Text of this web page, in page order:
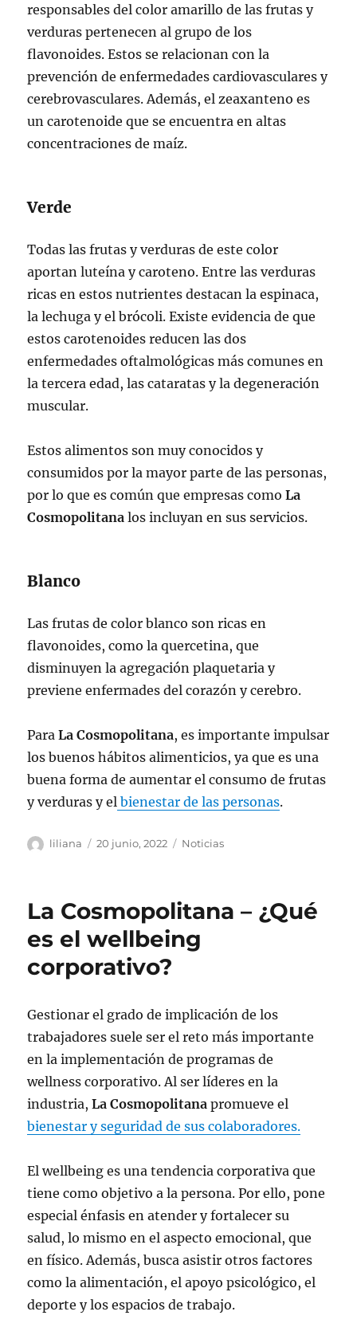
responsables del color amarillo de las frutas y
verduras pertenecen al grupo de los
flavonoides. Estos se relacionan con la
prevención de enfermedades cardiovasculares y
cerebrovasculares. Además, el zeaxanteno es
un carotenoide que se encuentra en altas
concentraciones de maíz.
Verde
Todas las frutas y verduras de este color
aportan luteína y caroteno. Entre las verduras
ricas en estos nutrientes destacan la espinaca,
la lechuga y el brócoli. Existe evidencia de que
estos carotenoides reducen las dos
enfermedades oftalmológicas más comunes en
la tercera edad, las cataratas y la degeneración
muscular.
Estos alimentos son muy conocidos y
consumidos por la mayor parte de las personas,
por lo que es común que empresas comoLa
Cosmopolitana los incluyan en sus servicios.
Blanco
Las frutas de color blanco son ricas en
flavonoides, como la quercetina, que
disminuyen la agregación plaquetaria y
previene enfermades del corazón y cerebro.
ParaLa Cosmopolitana, es importante impulsar
los buenos hábitos alimenticios, ya que es una
buena forma de aumentar el consumo de frutas
y verduras y el bienestar de las personas.
Autor
liliana
Publicado
20 junio, 2022 Categorías
Noticias
La Cosmopolitana – ¿Qué
es el wellbeing
corporativo?
Gestionar el grado de implicación de los
trabajadores suele ser el reto más importante
en la implementación de programas de
wellness corporativo. Al ser líderes en la
industria,La Cosmopolitana promueve el
bienestar y seguridad de sus colaboradores.
El wellbeing es una tendencia corporativa que
tiene como objetivo a la persona. Por ello, pone
especial énfasis en atender y fortalecer su
salud, lo mismo en el aspecto emocional, que
en físico. Además, busca asistir otros factores
como la alimentación, el apoyo psicológico, el
deporte y los espacios de trabajo.